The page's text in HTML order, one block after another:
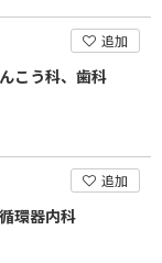
追加
こう科、歯科
追加
環器内科